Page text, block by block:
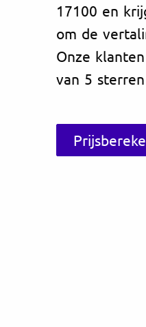
17100 en
om de
Onze
van 5